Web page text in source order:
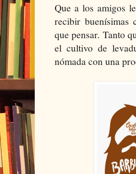
Que a los amigos
recibir buenísimas
que pensar. Tanto
el cultivo de
nómada con una